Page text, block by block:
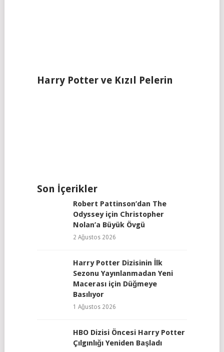
Harry Potter ve Kızıl Pelerin
Son İçerikler
Robert Pattinson’dan The
Odyssey için Christopher
Nolan’a Büyük Övgü
2 Ağustos 2026
Harry Potter Dizisinin İlk
Sezonu Yayınlanmadan Yeni
Macerası için Düğmeye
Basılıyor
1 Ağustos 2026
HBO Dizisi Öncesi Harry Potter
Çılgınlığı Yeniden Başladı